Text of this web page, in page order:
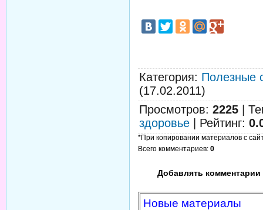
Категория: Полезные
(17.02.2011)
Просмотров: 2225
здоровье
Рейтинг:
*При копировании материалов с
Всего комментариев: 0
Добавлять комментарии
Новые материалы